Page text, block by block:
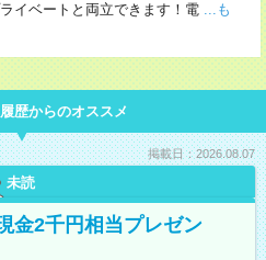
イベートと両立できます！電 ...も
歴からのオススメ
掲載日：2026.08.07
未読
金2千円相当プレゼン